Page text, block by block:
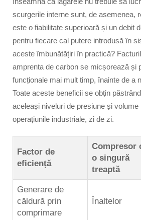
scurgerile interne sunt, de asemenea,
este o fiabilitate superioară și un debit
pentru fiecare cal putere introdusă în
aceste îmbunătățiri în practică?
amprenta de carbon se micșorează și
funcționale mai mult timp, înainte de a
Toate aceste beneficii se obțin
aceleași niveluri de presiune și volume
operațiunile industriale, zi de zi.
Factor de
eficiență
Compresor
o singură
treaptă
Generare de
căldură prin
comprimare
Înaltelor